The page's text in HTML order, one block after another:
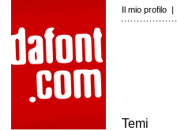
Il mio profilo |
Temi